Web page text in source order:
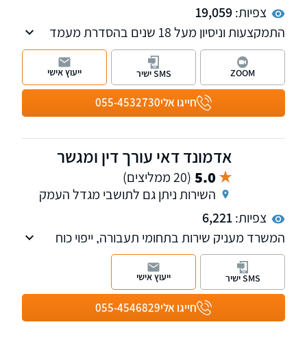
צפיות:19,059
התמקצעות וניסיון מעל 18 שנים בהסדרת מעמד
בישראל: נישואין, בני זוג ללא נישואין, טעמים
הומניטריים, אלמנות אזרחים ישראליים, בני
משפחה מחו"ל מסורבי כניסה.
חייגו אלי055-4532730
ZOOM SMS ישיר ייעוץ אישי
אדמונד דאי עורך דין ומגשר
5.0 (20 ממליצים)
השירות ניתן גם לתושבי מגדל העמק
צפיות:6,221
המשרד מעניק שירות בתחומי תעבורה, ייפוי כוח
מתמשך ועריכת צוואות במקצועיות ואמינות ללא
חייגו אלי055-4546829
SMS ישיר ייעוץ אישי